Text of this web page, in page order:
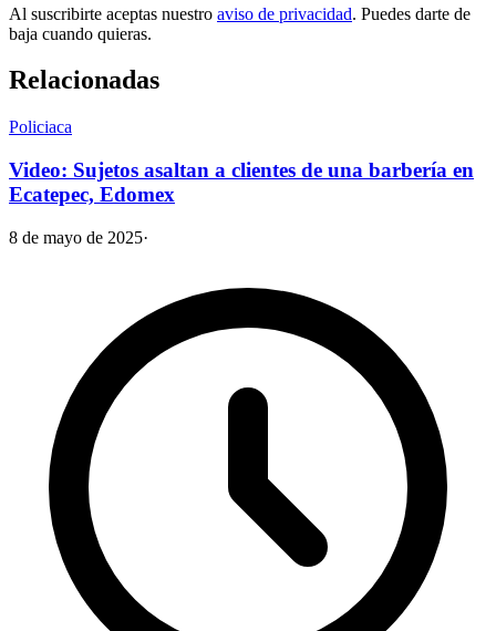
Al suscribirte aceptas nuestro aviso de privacidad. Puedes darte de
baja cuando quieras.
Relacionadas
Policiaca
Video: Sujetos asaltan a clientes de una barbería en
Ecatepec, Edomex
8 de mayo de 2025·